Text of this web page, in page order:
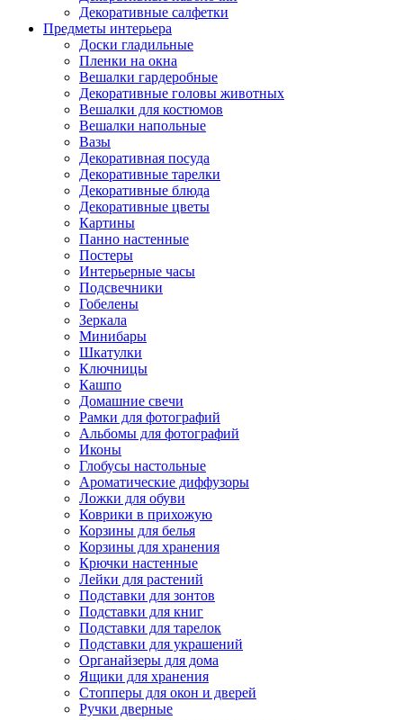
Декоративные салфетки
Предметы интерьера
Доски гладильные
Пленки на окна
Вешалки гардеробные
Декоративные головы животных
Вешалки для костюмов
Вешалки напольные
Вазы
Декоративная посуда
Декоративные тарелки
Декоративные блюда
Декоративные цветы
Картины
Панно настенные
Постеры
Интерьерные часы
Подсвечники
Гобелены
Зеркала
Минибары
Шкатулки
Ключницы
Кашпо
Домашние свечи
Рамки для фотографий
Альбомы для фотографий
Иконы
Глобусы настольные
Ароматические диффузоры
Ложки для обуви
Коврики в прихожую
Корзины для белья
Корзины для хранения
Крючки настенные
Лейки для растений
Подставки для зонтов
Подставки для книг
Подставки для тарелок
Подставки для украшений
Органайзеры для дома
Ящики для хранения
Стопперы для окон и дверей
Ручки дверные